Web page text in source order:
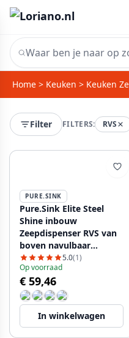
Home > Keuken > Keuken
Filter FILTERS: RVS
PURE.SINK
Pure.Sink Elite Steel
Shine inbouw
Zeepdispenser RVS van
boven navulbaar
PS9010-025.0(1)
Op voorraad
€ 59,46
In winkelwagen